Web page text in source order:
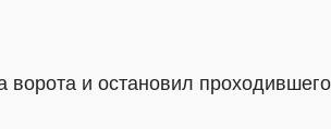
и остановил